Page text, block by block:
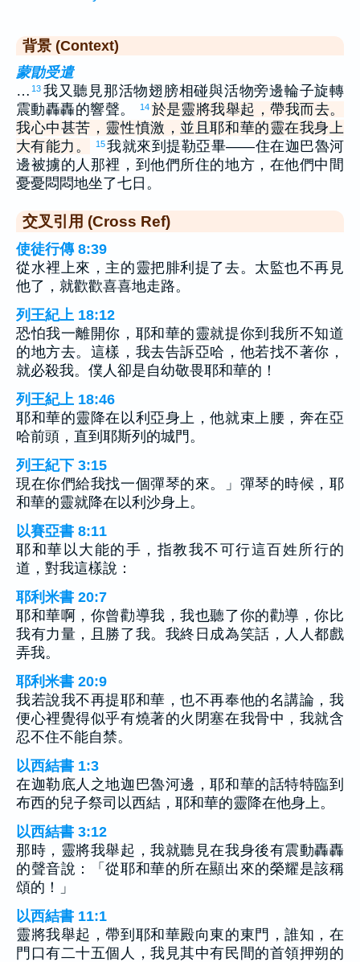
背景 (Context)
蒙勖受遣
… 13 我又聽見那活物翅膀相碰與活物旁邊輪子旋轉
震動轟轟的響聲。
14 於是靈將我舉起，帶我而去。
我心中甚苦，靈性憤激，並且耶和華的靈在我身上
大有能力。
15我就來到提勒亞畢——住在迦巴魯河
邊被擄的人那裡，到他們所住的地方，在他們中間
憂憂悶悶地坐了七日。
交叉引用 (Cross Ref)
使徒行傳 8:39
從水裡上來，主的靈把腓利提了去。太監也不再見
他了，就歡歡喜喜地走路。
列王紀上 18:12
恐怕我一離開你，耶和華的靈就提你到我所不知道
的地方去。這樣，我去告訴亞哈，他若找不著你，
就必殺我。僕人卻是自幼敬畏耶和華的！
列王紀上 18:46
耶和華的靈降在以利亞身上，他就束上腰，奔在亞
哈前頭，直到耶斯列的城門。
列王紀下 3:15
現在你們給我找一個彈琴的來。」彈琴的時候，耶
和華的靈就降在以利沙身上。
以賽亞書 8:11
耶和華以大能的手，指教我不可行這百姓所行的
道，對我這樣說：
耶利米書 20:7
耶和華啊，你曾勸導我，我也聽了你的勸導，你比
我有力量，且勝了我。我終日成為笑話，人人都戲
弄我。
耶利米書 20:9
我若說我不再提耶和華，也不再奉他的名講論，我
便心裡覺得似乎有燒著的火閉塞在我骨中，我就含
忍不住不能自禁。
以西結書 1:3
在迦勒底人之地迦巴魯河邊，耶和華的話特特臨到
布西的兒子祭司以西結，耶和華的靈降在他身上。
以西結書 3:12
那時，靈將我舉起，我就聽見在我身後有震動轟轟
的聲音說：「從耶和華的所在顯出來的榮耀是該稱
頌的！」
以西結書 11:1
靈將我舉起，帶到耶和華殿向東的東門，誰知，在
門口有二十五個人，我見其中有民間的首領押朔的